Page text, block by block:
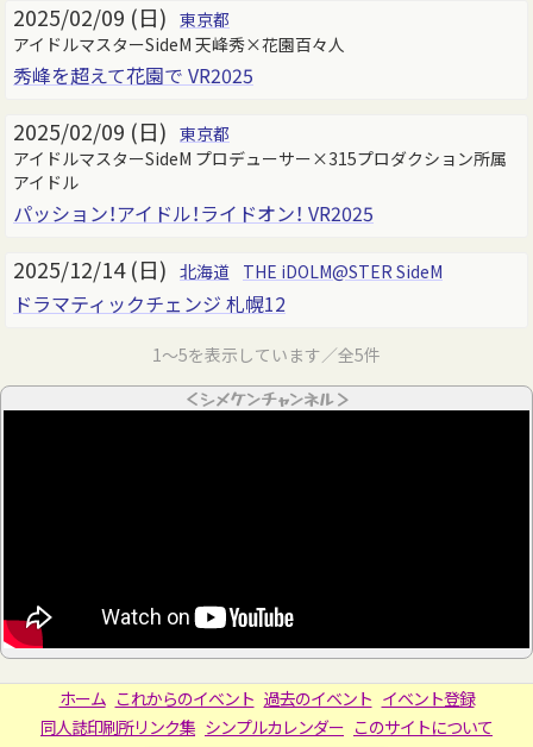
2025/02/09 (日) 東京都
アイドルマスターSideM 天峰秀×花園百々人
秀峰を超えて花園で VR2025
2025/02/09 (日) 東京都
アイドルマスターSideM プロデューサー×315プロダクション所属
アイドル
パッション！アイドル！ライドオン！ VR2025
2025/12/14 (日) 北海道 THE iDOLM@STER SideM
ドラマティックチェンジ 札幌12
1～5を表示しています／全5件
＜シメケンチャンネル＞
ホーム これからのイベント 過去のイベント イベント登録
同人誌印刷所リンク集 シンプルカレンダー このサイトについて